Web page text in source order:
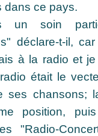
dans ce pays.
un soin
déclare-t-il,
à la radio et
était le
ses chansons;
position,
"Radio-